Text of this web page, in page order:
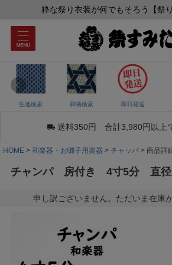
粋な祭り衣装が何でもそろう【祭
生地検索 和柄検索 即日発送
送料350円 合計3,980円以上
HOME 和楽器・お囃子用楽器 チャッパ 商品詳
チャンパ 房付き 4寸5分 直径
申し訳ございません。ただいま在庫